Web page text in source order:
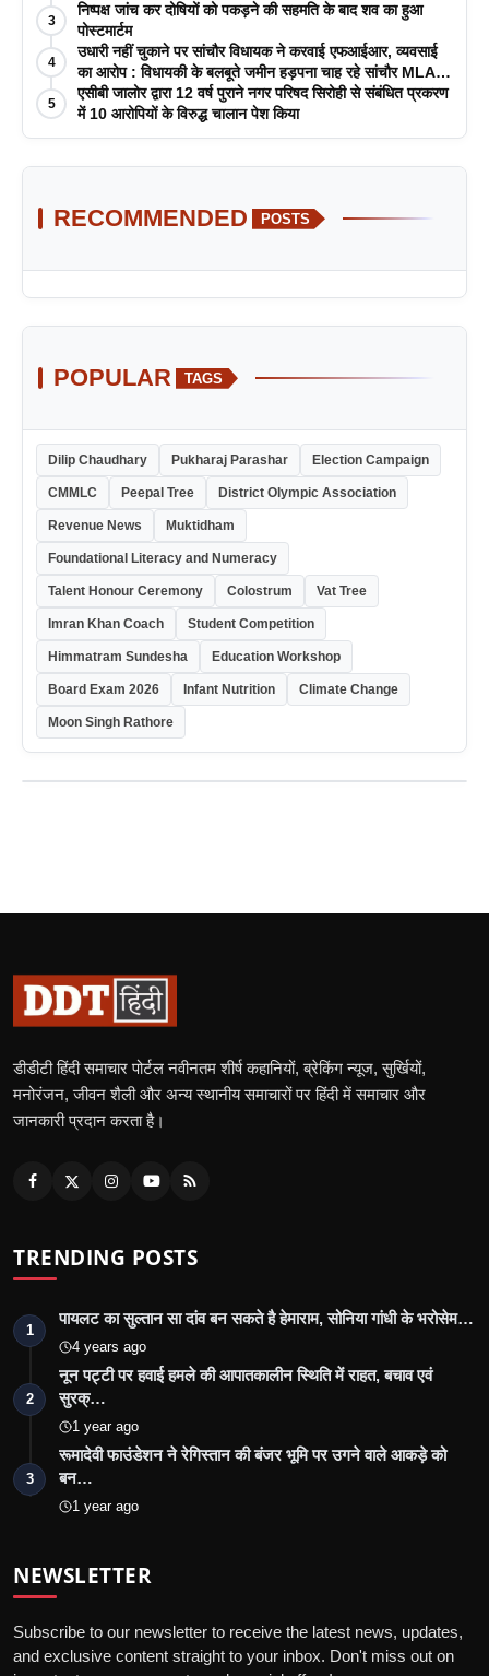
3
निष्पक्ष जांच कर दोषियों को पकड़ने की सहमति के बाद शव का हुआ
पोस्टमार्टम
4
उधारी नहीं चुकाने पर सांचौर विधायक ने करवाई एफआईआर, व्यवसाई
का आरोप : विधायकी के बलबूते जमीन हड़पना चाह रहे सांचौर MLA
जीवाराम !
5
एसीबी जालोर द्वारा 12 वर्ष पुराने नगर परिषद सिरोही से संबंधित प्रकरण
में 10 आरोपियों के विरुद्ध चालान पेश किया
RECOMMENDED POSTS
POPULAR TAGS
Dilip Chaudhary Pukharaj Parashar Election Campaign
CMMLC Peepal Tree District Olympic Association
Revenue News Muktidham
Foundational Literacy and Numeracy
Talent Honour Ceremony Colostrum Vat Tree
Imran Khan Coach Student Competition
Himmatram Sundesha Education Workshop
Board Exam 2026 Infant Nutrition Climate Change
Moon Singh Rathore
डीडीटी हिंदी समाचार पोर्टल नवीनतम शीर्ष कहानियों, ब्रेकिंग न्यूज, सुर्खियों,
मनोरंजन, जीवन शैली और अन्य स्थानीय समाचारों पर हिंदी में समाचार और
जानकारी प्रदान करता है।
TRENDING POSTS
1
पायलट का सुल्तान सा दांव बन सकते है हेमाराम, सोनिया गांधी के भरोसेम…
4 years ago
2
नून पट्टी पर हवाई हमले की आपातकालीन स्थिति में राहत, बचाव एवं
सुरक्…
1 year ago
3
रूमादेवी फाउंडेशन ने रेगिस्तान की बंजर भूमि पर उगने वाले आकड़े को
बन…
1 year ago
NEWSLETTER
Subscribe to our newsletter to receive the latest news, updates,
and exclusive content straight to your inbox. Don't miss out on